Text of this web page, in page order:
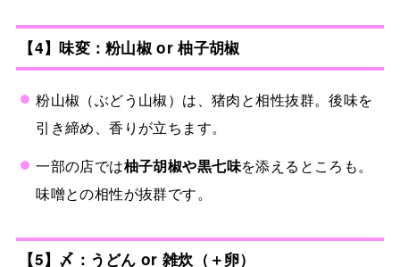
【4】味変：粉山椒 or 柚子胡椒
粉山椒（ぶどう山椒）は、猪肉と相性抜群。後味を
引き締め、香りが立ちます。
一部の店では柚子胡椒や黒七味を添えるところも。
味噌との相性が抜群です。
【5】〆：うどん or 雑炊（＋卵）